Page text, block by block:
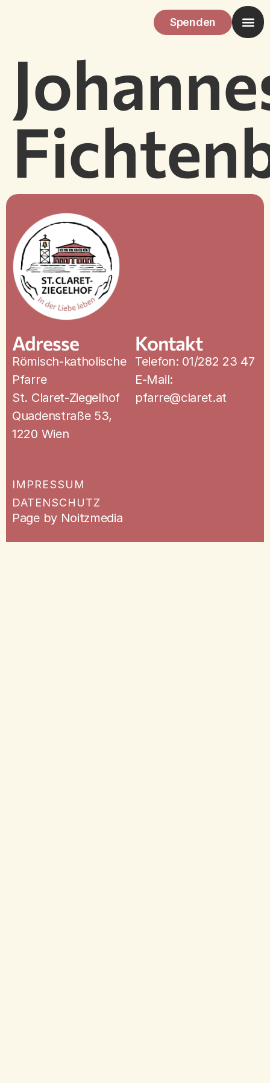
Spenden
Adresse
Römisch-katholische
Pfarre
St. Claret-Ziegelhof
Quadenstraße 53,
1220 Wien
Kontakt
Telefon: 01/282 23 47
E-Mail:
pfarre@claret.at
Page by Noitzmedia
IMPRESSUM
DATENSCHUTZ